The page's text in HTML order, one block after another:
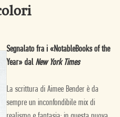
Segnalato fra i «NotableBooks of the
Year» dal New York Times
La scrittura di Aimee Bender è da
sempre un inconfondibile mix di